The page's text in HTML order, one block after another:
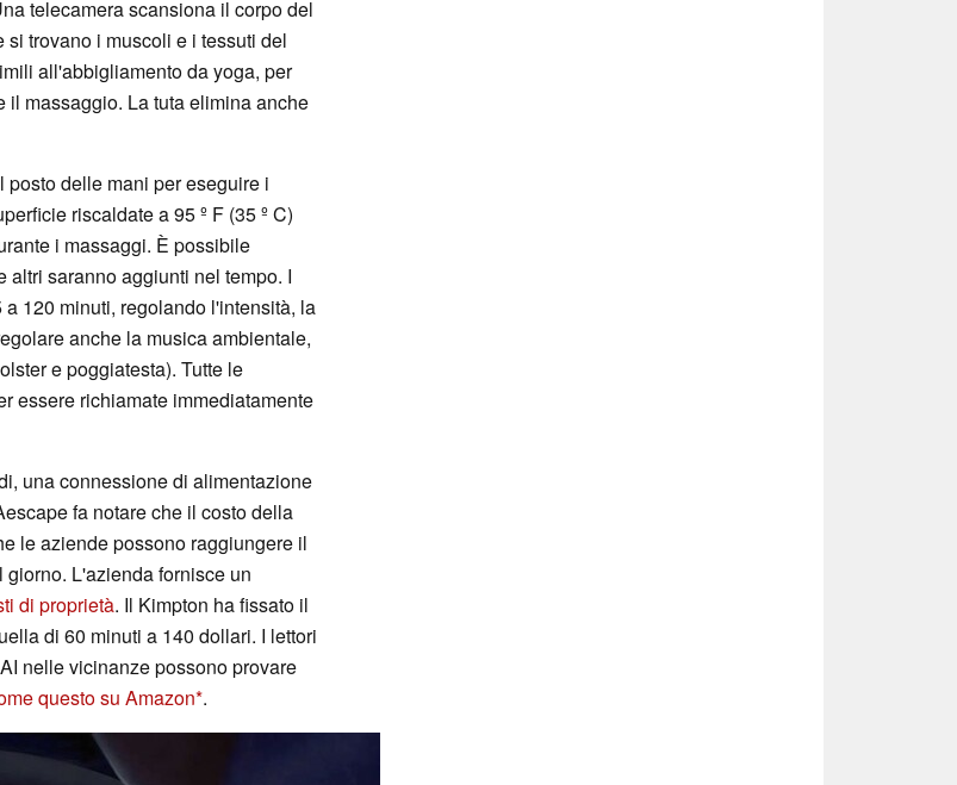
telecamera scansiona il corpo del
trovano i muscoli e i tessuti del
all'abbigliamento da yoga, per
massaggio. La tuta elimina anche
delle mani per eseguire i
riscaldate a 95 º F (35 º C)
i massaggi. È possibile
saranno aggiunti nel tempo. I
120 minuti, regolando l'intensità, la
anche la musica ambientale,
e poggiatesta). Tutte le
essere richiamate immediatamente
una connessione di alimentazione
fa notare che il costo della
le aziende possono raggiungere il
L'azienda fornisce un
di proprietà. Il Kimpton ha fissato il
di 60 minuti a 140 dollari. I lettori
nelle vicinanze possono provare
questo su Amazon .